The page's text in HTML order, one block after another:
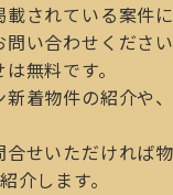
載されている案件
い合わせください
無料です。
着物件の紹介や
せいただければ
介します。